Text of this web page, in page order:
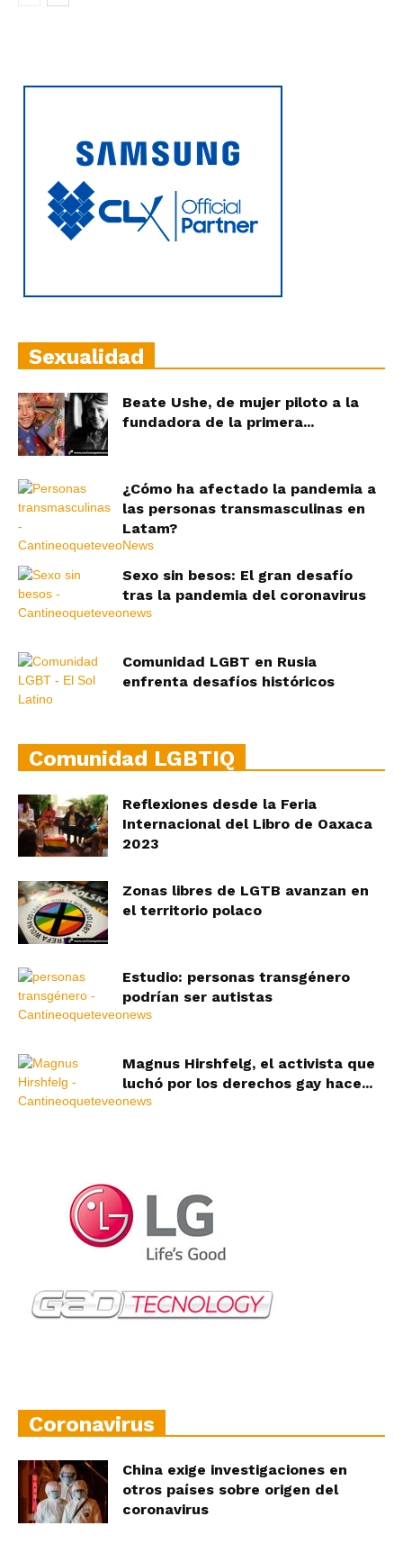
Sexualidad
Beate Ushe, de mujer piloto a la
fundadora de la primera...
¿Cómo ha afectado la pandemia a
las personas transmasculinas en
Latam?
Sexo sin besos: El gran desafío
tras la pandemia del coronavirus
Comunidad LGBT en Rusia
enfrenta desafíos históricos
Comunidad LGBTIQ
Reflexiones desde la Feria
Internacional del Libro de Oaxaca
2023
Zonas libres de LGTB avanzan en
el territorio polaco
Estudio: personas transgénero
podrían ser autistas
Magnus Hirshfelg, el activista que
luchó por los derechos gay hace...
Coronavirus
China exige investigaciones en
otros países sobre origen del
coronavirus